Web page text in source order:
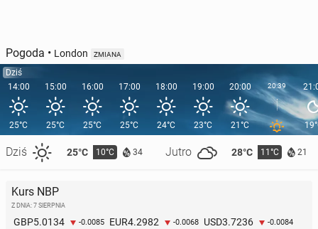
Pogoda • London ZMIANA
Dziś
14:00
25°C
Dziś 25°C 10°C 34 Jutro 28°C 11°C 21
15:00
25°C
16:00
25°C
17:00
25°C
18:00
24°C
19:00
23°C
20:00
21°C
20:39
Kurs NBP
Z DNIA: 7 SIERPNIA
GBP5.0134 -0.0085 EUR4.2982 -0.0068 USD3.7236 -0.0084